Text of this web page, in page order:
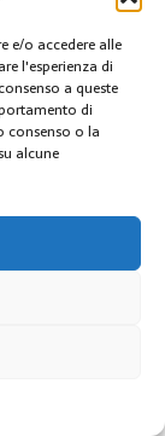
e/o accedere alle
l'esperienza di
a queste
di
consenso o la
alcune
carburanti.
per tali
di
indietro